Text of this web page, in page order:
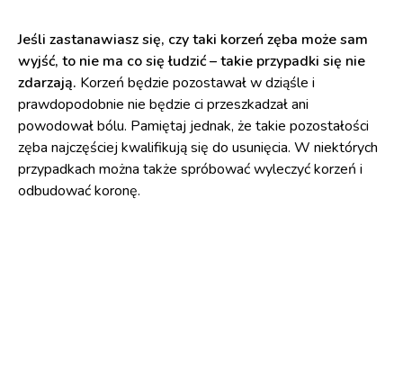
Jeśli zastanawiasz się, czy taki korzeń zęba może sam
wyjść, to nie ma co się łudzić – takie przypadki się nie
zdarzają. Korzeń będzie pozostawał w dziąśle i
prawdopodobnie nie będzie ci przeszkadzał ani
powodował bólu. Pamiętaj jednak, że takie pozostałości
zęba najczęściej kwalifikują się do usunięcia. W niektórych
przypadkach można także spróbować wyleczyć korzeń i
odbudować koronę.